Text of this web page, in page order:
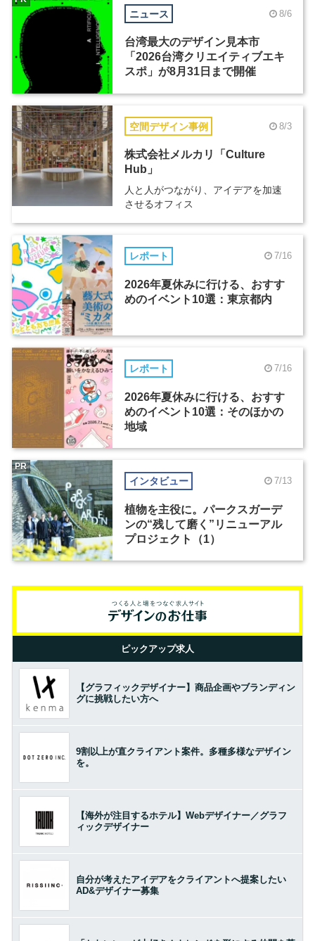
ニュース 8/6
台湾最大のデザイン見本市
「2026台湾クリエイティブエキ
スポ」が8月31日まで開催
空間デザイン事例 8/3
株式会社メルカリ「Culture
Hub」
人と人がつながり、アイデアを加速
させるオフィス
レポート 7/16
2026年夏休みに行ける、おすす
めのイベント10選：東京都内
レポート 7/16
2026年夏休みに行ける、おすす
めのイベント10選：そのほかの
地域
インタビュー 7/13
植物を主役に。パークスガーデ
ンの“残して磨く”リニューアル
プロジェクト（1）
PR
ピックアップ求人
【グラフィックデザイナー】商品企画やブランディン
グに挑戦したい方へ
9割以上が直クライアント案件。多種多様なデザイン
を。
【海外が注目するホテル】Webデザイナー／グラフ
ィックデザイナー
自分が考えたアイデアをクライアントへ提案したい
AD&デザイナー募集